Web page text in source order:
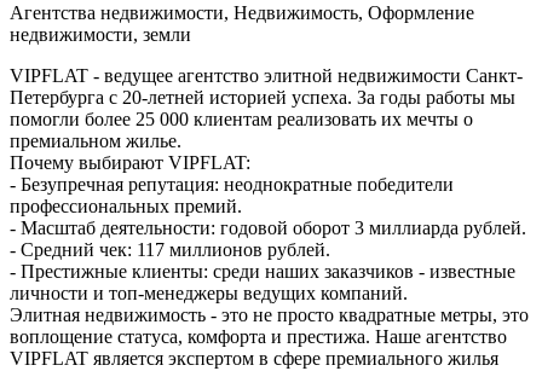
Агентства недвижимости, Недвижимость, Оформление
недвижимости, земли
VIPFLAT - ведущее агентство элитной недвижимости Санкт-
Петербурга с 20-летней историей успеха. За годы работы мы
помогли более 25 000 клиентам реализовать их мечты о
премиальном жилье.
Почему выбирают VIPFLAT:
- Безупречная репутация: неоднократные победители
профессиональных премий.
- Масштаб деятельности: годовой оборот 3 миллиарда рублей.
- Средний чек: 117 миллионов рублей.
- Престижные клиенты: среди наших заказчиков - известные
личности и топ-менеджеры ведущих компаний.
Элитная недвижимость - это не просто квадратные метры, это
воплощение статуса, комфорта и престижа. Наше агентство
VIPFLAT является экспертом в сфере премиального жилья